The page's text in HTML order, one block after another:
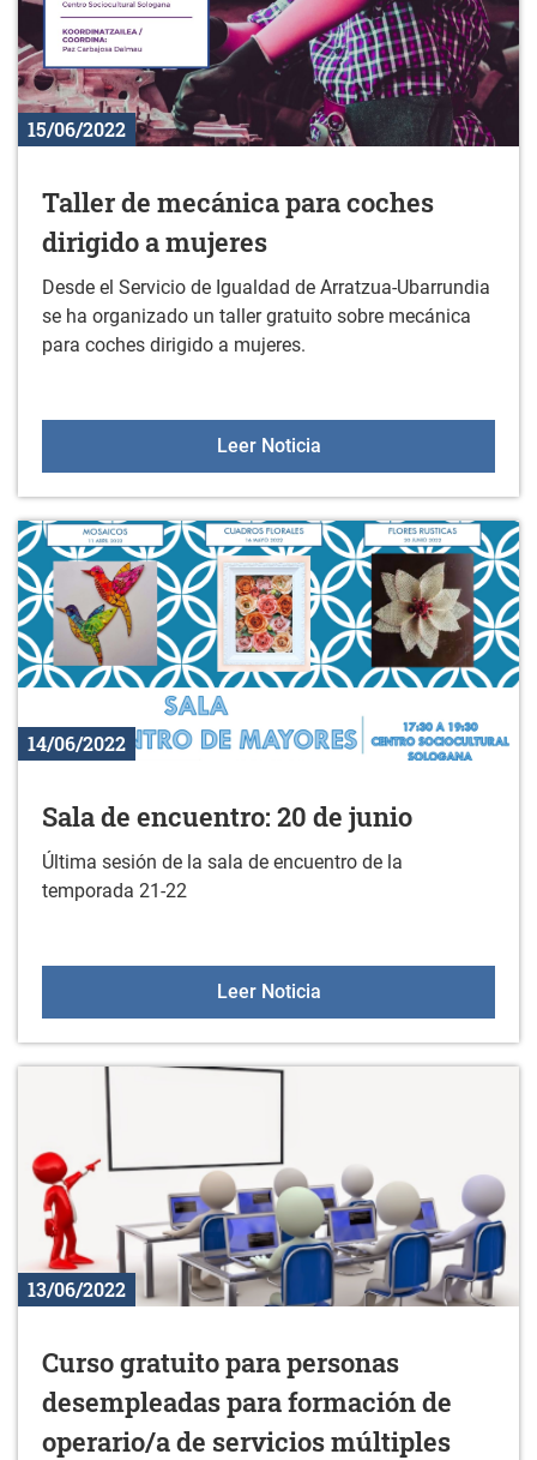
15/06/2022
Taller de mecánica para coches
dirigido a mujeres
Desde el Servicio de Igualdad de Arratzua-Ubarrundia
se ha organizado un taller gratuito sobre mecánica
para coches dirigido a mujeres.
Leer NoticiaTaller de mecánica para
14/06/2022
Sala de encuentro: 20 de junio
Última sesión de la sala de encuentro de la
temporada 21-22
Leer NoticiaSala de encuentro: 20
13/06/2022
Curso gratuito para personas
desempleadas para formación de
operario/a de servicios múltiples